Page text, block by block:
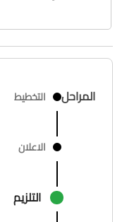
المراحل التخطيط
الاعلان
التلزيم